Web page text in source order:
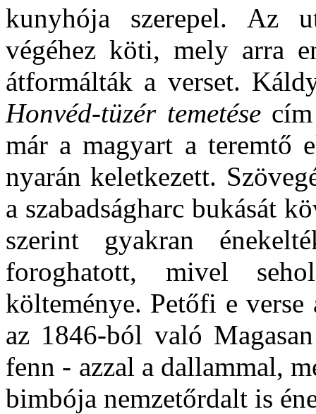
kunyhója szerepel. Az
végéhez köti, mely arra
átformálták a verset.
Honvéd-tüzér temetésecím
már a magyart a teremtő
nyarán keletkezett.
a szabadságharc bukását
szerint gyakran
foroghatott, mivel
költeménye. Petőfi e
az 1846-ból való
fenn - azzal a dallammal,
bimbója nemzetőrdalt is